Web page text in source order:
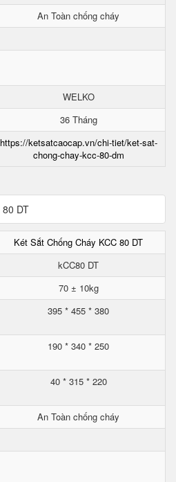
An Toàn chống cháy
WELKO
36 Tháng
https://ketsatcaocap.vn/chi-tiet/ket-sat-
chong-chay-kcc-80-dm
Két Sắt Chống Cháy KCC 80 DT
kCC80 DT
70 ± 10kg
395 * 455 * 380
190 * 340 * 250
40 * 315 * 220
An Toàn chống cháy